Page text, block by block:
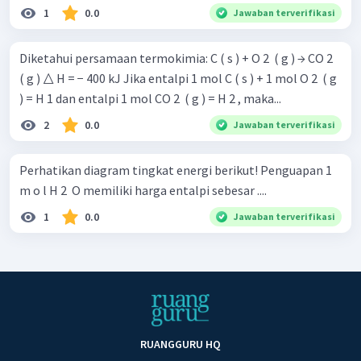
1 0.0 Jawaban terverifikasi
Diketahui persamaan termokimia: C ( s ) + O 2 ​ ( g ) → CO 2 ​
( g ) △ H = − 400 kJ Jika entalpi 1 mol C ( s ) + 1 mol O 2 ​ ( g
) = H 1 dan entalpi 1 mol CO 2 ​ ( g ) = H 2 , maka...
2 0.0 Jawaban terverifikasi
Perhatikan diagram tingkat energi berikut! Penguapan 1
m o l H 2 ​ O memiliki harga entalpi sebesar ....
1 0.0 Jawaban terverifikasi
RUANGGURU HQ